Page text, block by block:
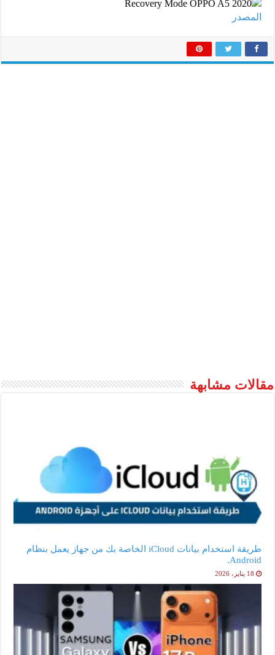
المصدر
مقالات مشابهة
طريقة استخدام بيانات iCloud الخاصة بك من جهاز يعمل بنظام
Android.
18 يناير، 2026